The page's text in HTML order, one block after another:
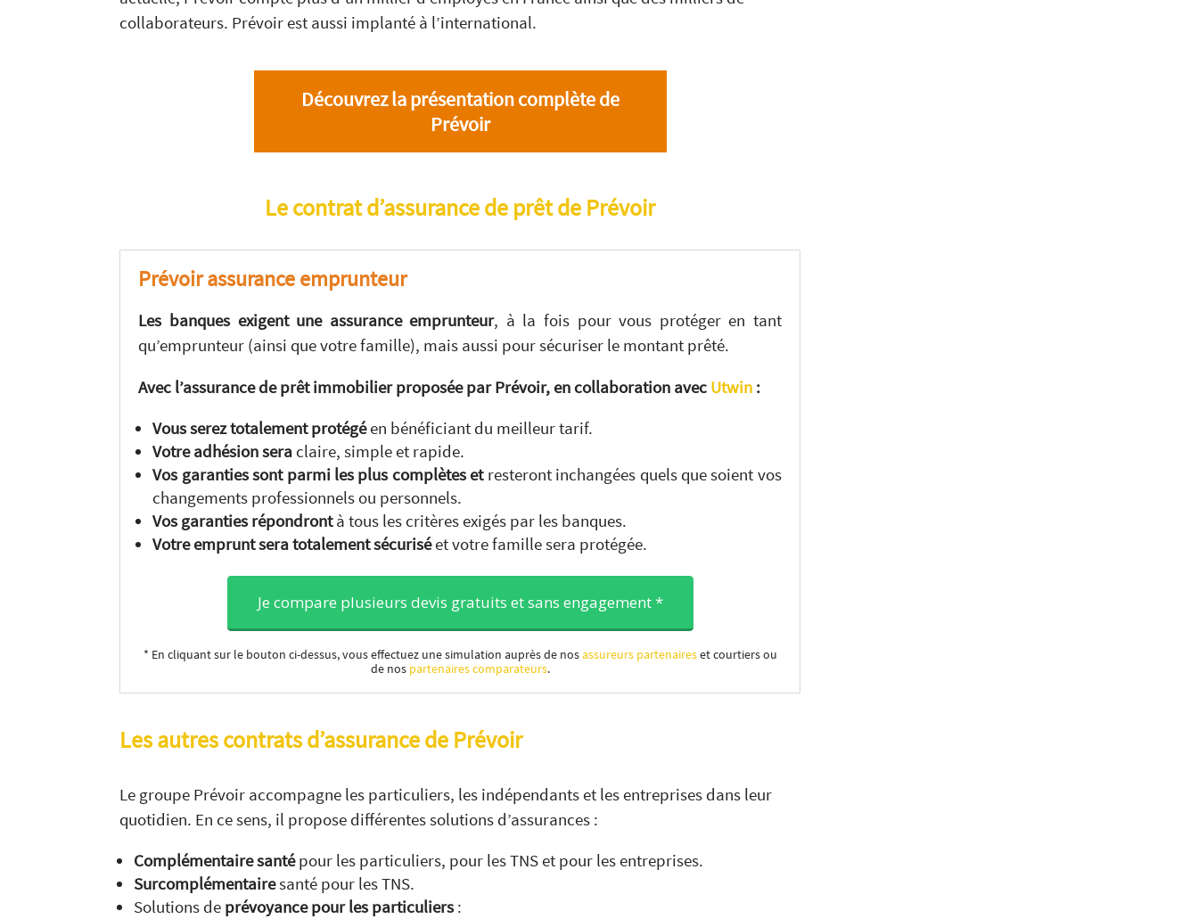
collaborateurs. Prévoir est aussi implanté à l’international.
Découvrez la présentation complète de
Prévoir
Le contrat d’assurance de prêt de Prévoir
Prévoir assurance emprunteur
Les banques exigent une assurance emprunteur, à la fois pour vous protéger en tant
qu’emprunteur (ainsi que votre famille), mais aussi pour sécuriser le montant prêté.
Avec l’assurance de prêt immobilier proposée par Prévoir, en collaboration avec Utwin :
Vous serez totalement protégéen bénéficiant du meilleur tarif.
Votreadhésion sera claire, simple et rapide.
Vos garanties sont parmi les plus complètes et resteront inchangées quels que soient vos
changements professionnels ou personnels.
Vos garanties répondrontà tous les critères exigés par les banques.
Votreemprunt sera totalement sécuriséet votre famille sera protégée.
Je compare plusieurs devis gratuits et sans engagement *
* En cliquant sur le bouton ci-dessus, vous effectuez une simulation auprès de nosassureurs partenaireset courtiers ou
de nos partenaires comparateurs.
Les autres contrats d’assurance de Prévoir
Le groupe Prévoir accompagne les particuliers, les indépendants et les entreprises dans leur
quotidien. En ce sens, il propose différentes solutions d’assurances :
Complémentaire santépour les particuliers, pour les TNS et pour les entreprises.
Surcomplémentairesanté pour les TNS.
Solutions de prévoyance pour les particuliers :